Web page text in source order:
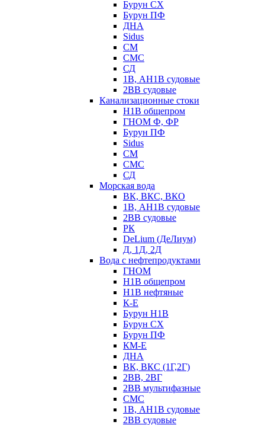
Бурун СХ
Бурун ПФ
ДНА
Sidus
СМ
СМС
СД
1В, АН1В судовые
2ВВ судовые
Канализационные стоки
Н1В общепром
ГНОМ Ф, ФР
Бурун ПФ
Sidus
СМ
СМС
СД
Морская вода
ВК, ВКС, ВКО
1В, АН1В судовые
2ВВ судовые
РК
DeLium (ДеЛиум)
Д, 1Д, 2Д
Вода с нефтепродуктами
ГНОМ
Н1В общепром
Н1В нефтяные
К-Е
Бурун Н1В
Бурун СХ
Бурун ПФ
КМ-Е
ДНА
ВК, ВКС (1Г,2Г)
2ВВ, 2ВГ
2ВВ мультифазные
СМС
1В, АН1В судовые
2ВВ судовые